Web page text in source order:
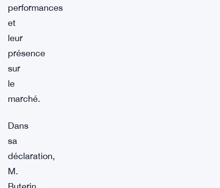
performances
et
leur
présence
sur
le
marché.
Dans
sa
déclaration,
M.